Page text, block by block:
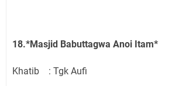
18.*Masjid Babuttagwa Anoi Itam*
Khatib : Tgk Aufi